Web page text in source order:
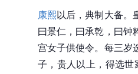
康熙以后，典制大备。
曰景仁，曰承乾，曰钟
宫女子供使令。每三岁
子，贵人以上，得选